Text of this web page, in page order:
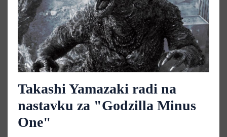
Takashi Yamazaki radi na
nastavku za "Godzilla Minus
One"